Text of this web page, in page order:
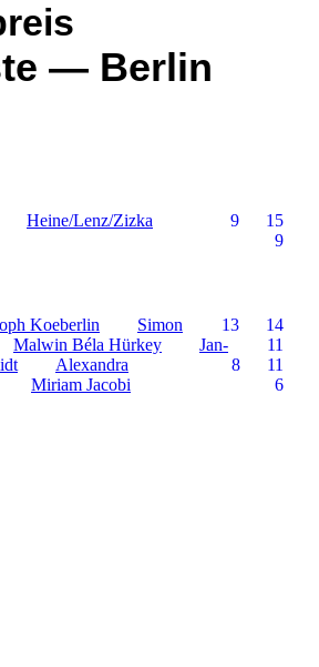
— Berlin
15
9
Heine/Lenz/Zizka
9
14
Koeberlin 13
Simon
11
Malwin Béla Hürkey
11
Jan-
8
Alexandra
6
Miriam Jacobi